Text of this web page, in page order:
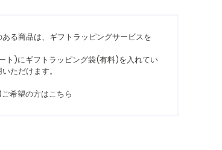
る商品は、ギフトラッピングサービスを
ト)にギフトラッピング袋(有料)を入れてい
ただけます。
希望の方はこちら